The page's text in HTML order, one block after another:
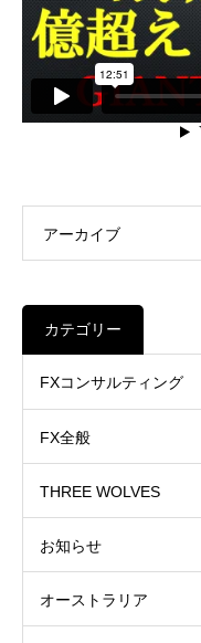
アーカイブ
カテゴリー
FXコンサルティング
FX全般
THREE WOLVES
お知らせ
オーストラリア